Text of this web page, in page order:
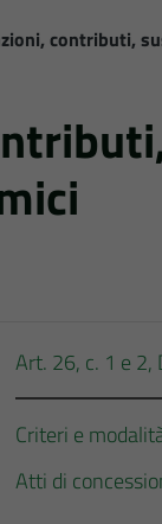
contributi,
Art. 26, c. 1 e
Criteri e
Atti di